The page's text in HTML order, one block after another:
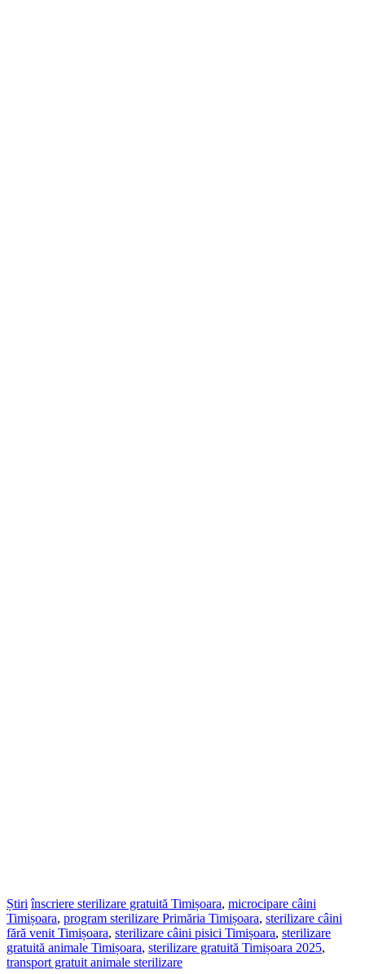
Știri înscriere sterilizare gratuită Timișoara, microcipare câini
Timișoara, program sterilizare Primăria Timișoara, sterilizare câini
fără venit Timișoara, sterilizare câini pisici Timișoara, sterilizare
gratuită animale Timișoara, sterilizare gratuită Timișoara 2025,
transport gratuit animale sterilizare